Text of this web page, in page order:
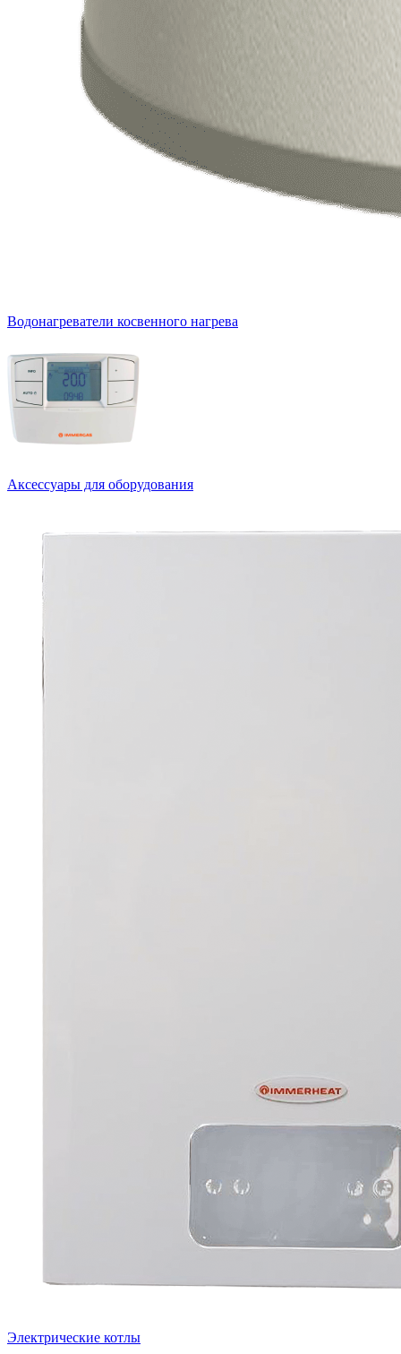
Водонагреватели косвенного нагрева
Аксессуары для оборудования
Электрические котлы